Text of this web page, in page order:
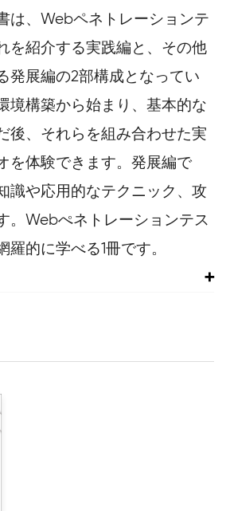
は、Webペネトレーションテ
を紹介する実践編と、その他
発展編の2部構成となってい
境構築から始まり、基本的な
後、それらを組み合わせた実
を体験できます。発展編で
識や応用的なテクニック、攻
。Webぺネトレーションテス
羅的に学べる1冊です。
ションテストラボの環境構築
ストール
インストール
の初期設定
拡張機能のインストール
クエストのキャプチャ